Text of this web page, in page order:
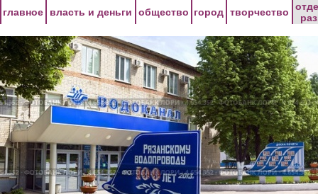
главное власть и деньги общество город творчество